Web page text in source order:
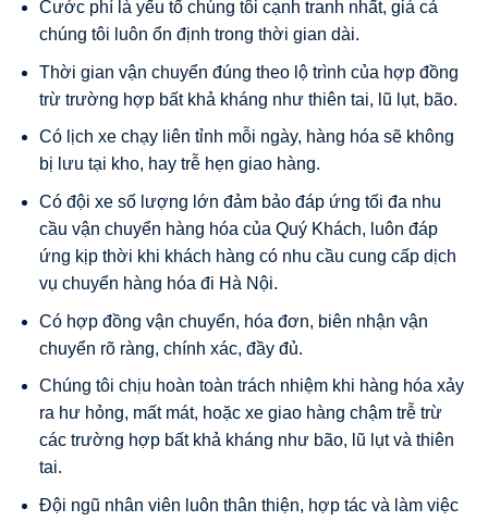
Cước phí là yếu tố chúng tôi cạnh tranh nhất, giá cả
chúng tôi luôn ổn định trong thời gian dài.
Thời gian vận chuyển đúng theo lộ trình của hợp đồng
trừ trường hợp bất khả kháng như thiên tai, lũ lụt, bão.
Có lịch xe chạy liên tỉnh mỗi ngày, hàng hóa sẽ không
bị lưu tại kho, hay trễ hẹn giao hàng.
Có đội xe số lượng lớn đảm bảo đáp ứng tối đa nhu
cầu vận chuyển hàng hóa của Quý Khách, luôn đáp
ứng kịp thời khi khách hàng có nhu cầu cung cấp dịch
vụ chuyển hàng hóa đi Hà Nội.
Có hợp đồng vận chuyển, hóa đơn, biên nhận vận
chuyển rõ ràng, chính xác, đầy đủ.
Chúng tôi chịu hoàn toàn trách nhiệm khi hàng hóa xảy
ra hư hỏng, mất mát, hoặc xe giao hàng chậm trễ trừ
các trường hợp bất khả kháng như bão, lũ lụt và thiên
tai.
Đội ngũ nhân viên luôn thân thiện, hợp tác và làm việc